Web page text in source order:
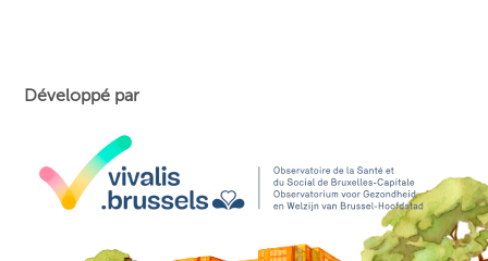
Développé par